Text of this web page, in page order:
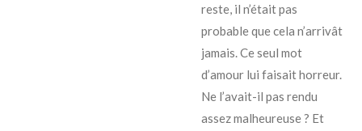
reste, il n’était pas
probable que cela n’arrivât
jamais. Ce seul mot
d’amour lui faisait horreur.
Ne l’avait-il pas rendu
assez malheureuse ? Et